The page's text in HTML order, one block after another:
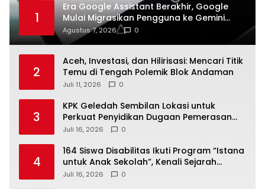
1
Era Google Assistant Berakhir, Google
Mulai Migrasikan Pengguna ke Gemini
Secara Bertahap
Agustus 7, 2026 0
2
Aceh, Investasi, dan Hilirisasi: Mencari Titik
Temu di Tengah Polemik Blok Andaman
Juli 11, 2026 0
3
KPK Geledah Sembilan Lokasi untuk
Perkuat Penyidikan Dugaan Pemerasan
Bupati Sukoharjo Nonaktif
Juli 16, 2026 0
4
164 Siswa Disabilitas Ikuti Program “Istana
untuk Anak Sekolah”, Kenali Sejarah
Bangsa dan Pemerintahan
Juli 16, 2026 0